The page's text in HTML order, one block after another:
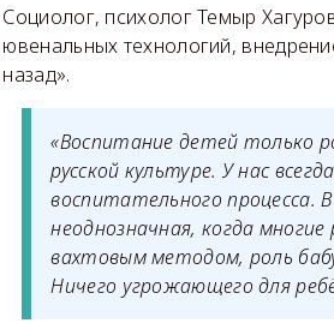
Социолог, психолог Темыр
ювенальных технологий,
назад».
«Воспитание детей только
русской культуре. У нас
воспитательного процесса.
неоднозначная, когда
вахтовым методом, роль
Ничего угрожающего для